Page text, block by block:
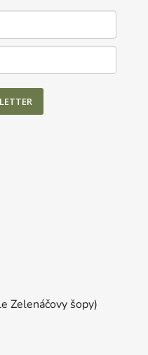
Zelenáčovy šopy)